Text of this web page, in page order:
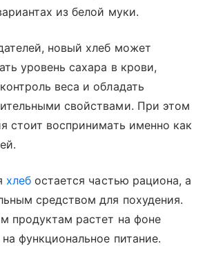
из белой муки.
новый хлеб может
уровень сахара в крови,
веса и обладать
свойствами. При этом
стоит воспринимать именно как
хлебостается частью рациона, а
средством для похудения.
продуктам растет на фоне
функциональное питание.